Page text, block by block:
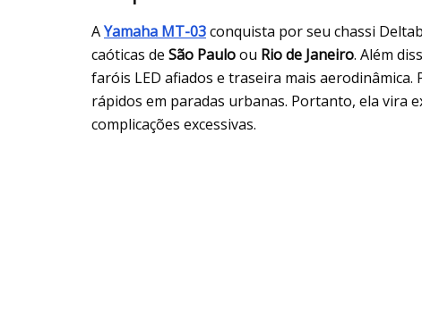
AYamaha MT-03conquista por seu chassi
caóticas de São Pauloou Rio de Janeiro. Além
faróis LED afiados e traseira mais
rápidos em paradas urbanas. Portanto, ela vira
complicações excessivas.